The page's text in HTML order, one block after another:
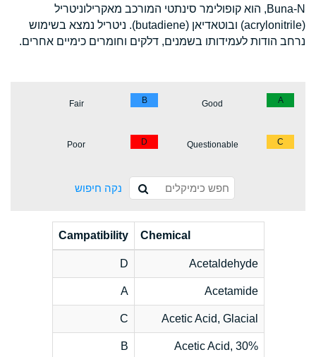
Buna-N, הוא קופולימר סינתטי המורכב מאקרילוניטריל
(acrylonitrile) ובוטאדיאן (butadiene). ניטריל נמצא בשימוש
נרחב הודות לעמידותו בשמנים, דלקים וחומרים כימיים אחרים.
A
Good
B
Fair
C
Questionable
D
Poor
נקה חיפוש
Chemical
Campatibility
Acetaldehyde
D
Acetamide
A
Acetic Acid, Glacial
C
Acetic Acid, 30%
B